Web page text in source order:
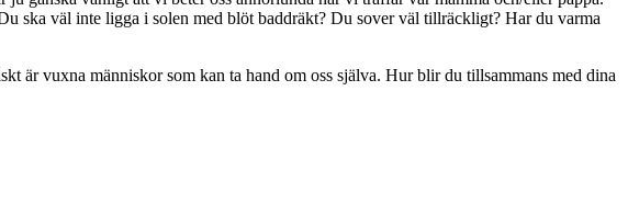
ska väl inte ligga i solen med blöt baddräkt? Du sover väl tillräckligt? Har du varma
är vuxna människor som kan ta hand om oss själva. Hur blir du tillsammans med dina